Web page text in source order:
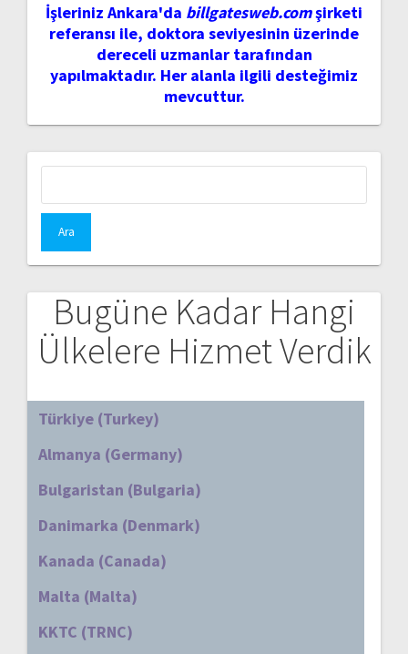
İşleriniz Ankara'da billgatesweb.comşirketi
referansı ile, doktora seviyesinin üzerinde
dereceli uzmanlar tarafından
yapılmaktadır. Her alanla ilgili desteğimiz
mevcuttur.
Bugüne Kadar Hangi
Ülkelere Hizmet Verdik
Türkiye (Turkey)
Almanya (Germany)
Bulgaristan (Bulgaria)
Danimarka (Denmark)
Kanada (Canada)
Malta (Malta)
KKTC (TRNC)